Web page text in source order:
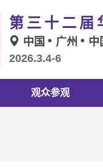
第三十二届
中国 广州
中
2026.3.4-6
观众参观